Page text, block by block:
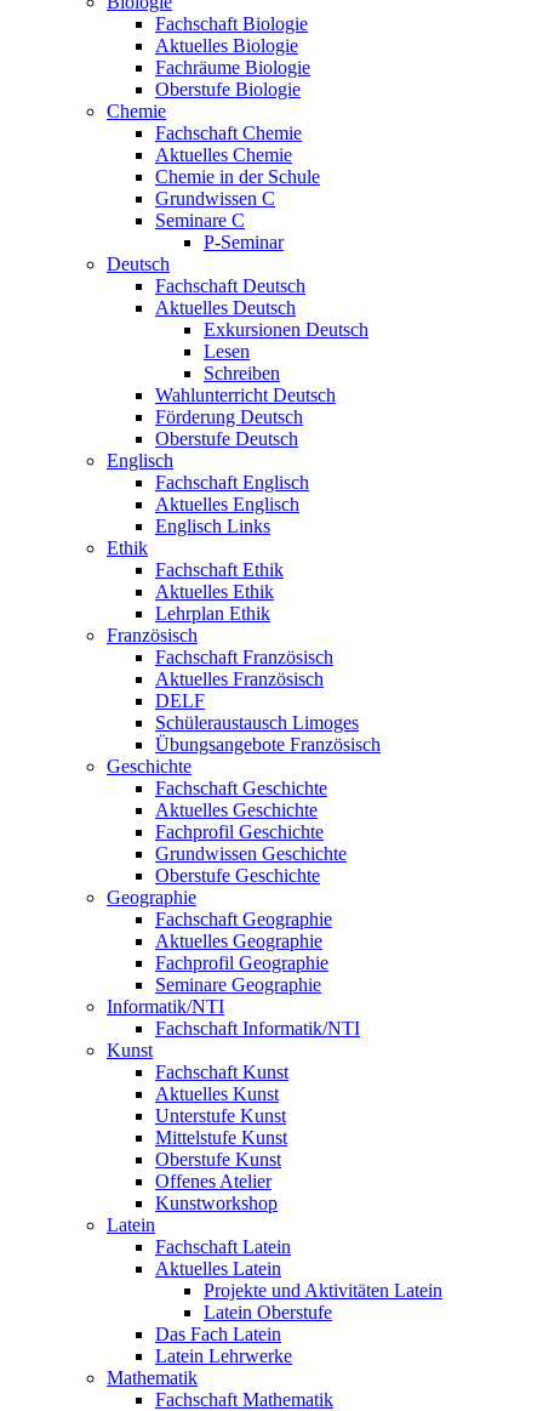
Fachschaft Biologie
Aktuelles Biologie
Fachräume Biologie
Oberstufe Biologie
Chemie
Fachschaft Chemie
Aktuelles Chemie
Chemie in der Schule
Grundwissen C
Seminare C
P-Seminar
Deutsch
Fachschaft Deutsch
Aktuelles Deutsch
Exkursionen Deutsch
Lesen
Schreiben
Wahlunterricht Deutsch
Förderung Deutsch
Oberstufe Deutsch
Englisch
Fachschaft Englisch
Aktuelles Englisch
Englisch Links
Ethik
Fachschaft Ethik
Aktuelles Ethik
Lehrplan Ethik
Französisch
Fachschaft Französisch
Aktuelles Französisch
DELF
Schüleraustausch Limoges
Übungsangebote Französisch
Geschichte
Fachschaft Geschichte
Aktuelles Geschichte
Fachprofil Geschichte
Grundwissen Geschichte
Oberstufe Geschichte
Geographie
Fachschaft Geographie
Aktuelles Geographie
Fachprofil Geographie
Seminare Geographie
Informatik/NTI
Fachschaft Informatik/NTI
Kunst
Fachschaft Kunst
Aktuelles Kunst
Unterstufe Kunst
Mittelstufe Kunst
Oberstufe Kunst
Offenes Atelier
Kunstworkshop
Latein
Fachschaft Latein
Aktuelles Latein
Projekte und Aktivitäten Latein
Latein Oberstufe
Das Fach Latein
Latein Lehrwerke
Mathematik
Fachschaft Mathematik